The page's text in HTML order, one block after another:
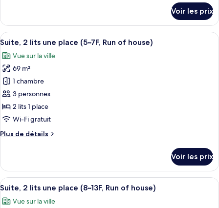
plusieurs
lits
le
type
de
Suite
Exécutive,
plusieurs
lits
Voir les prix
Afficher
toutes
les
photos
pour
ce
type
de
chambre :
Suite,
une
place
(5~7F,
Run
Une chambre d’hôtel avec un
5
Suite, 2 lits une place (5~7F, Run of house)
Vue sur la ville
69 m²
1 chambre
3 personnes
2 lits 1 place
Wi-Fi gratuit
Plus de détails
Plus
le
type
de
Suite,
Voir les prix
Afficher
toutes
les
Une chambre d’hôtel avec un
5
Suite, 2 lits une place (8~13F, Run of house)
Vue sur la ville